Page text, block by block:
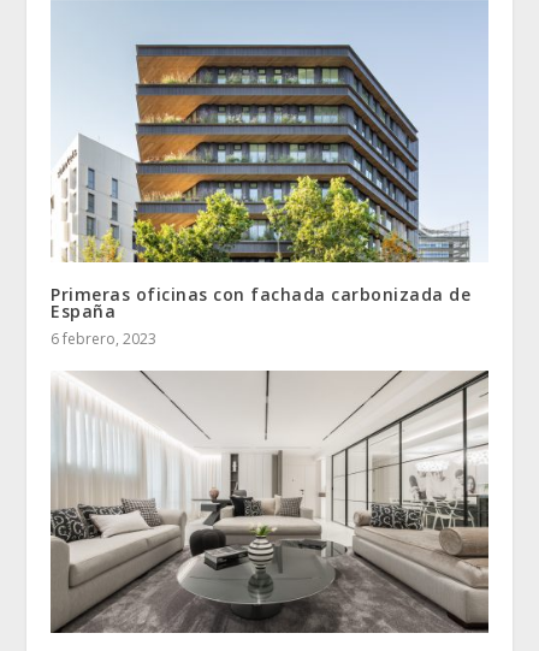
Primeras oficinas con fachada carbonizada de
España
6 febrero, 2023